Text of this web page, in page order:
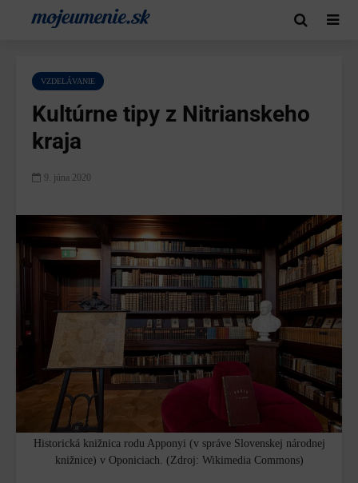
VZDELÁVANIE
Kultúrne tipy z Nitrianskeho
kraja
9. júna 2020
Historická knižnica rodu Apponyi (v správe Slovenskej národnej
knižnice) v Oponiciach. (Zdroj: Wikimedia Commons)